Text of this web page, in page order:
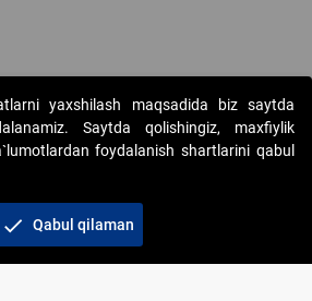
onlayn-auksionlarni
himoyalangan
yaxshilash maqsadida biz saytda
Saytda qolishingiz, maxfiylik
foydalanish shartlarini qabul
check Qabul qilaman